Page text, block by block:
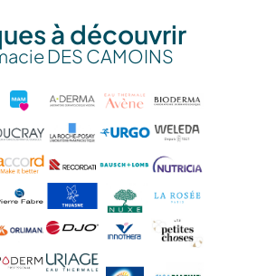
à découvrir
DES CAMOINS